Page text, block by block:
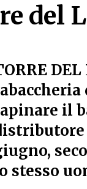
del
delDEL
il
stesso